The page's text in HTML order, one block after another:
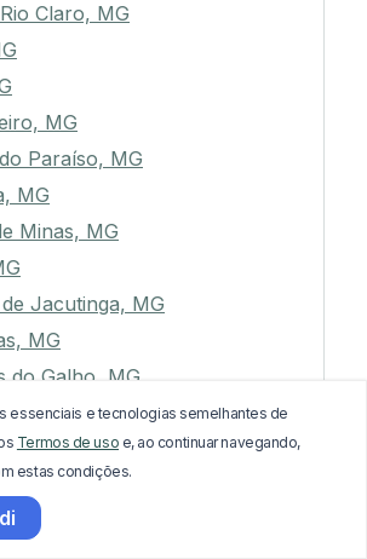
Claro, MG
MG
Paraíso, MG
MG
Minas, MG
Jacutinga, MG
MG
do Galho, MG
Montes, MG
MG
MG
essenciais e tecnologias semelhantes de
Termos de uso e, ao continuar navegando,
estas condições.